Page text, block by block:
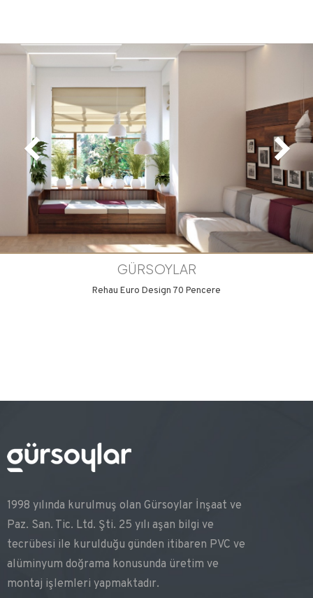
GÜRSOYLAR
Rehau Euro Design 70 Pencere
1998 yılında kurulmuş olan Gürsoylar İnşaat ve
Paz. San. Tic. Ltd. Şti. 25 yılı aşan bilgi ve
tecrübesi ile kurulduğu günden itibaren PVC ve
alüminyum doğrama konusunda üretim ve
montaj işlemleri yapmaktadır.